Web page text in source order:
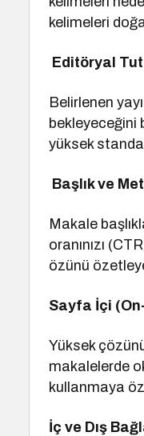
kelimeleri
Editöryal
Belirlenen
bekleyeceğini
yüksek
Başlık ve
Makale
oranınızı
özünü
Sayfa İçi
Yüksek
makalelerde
kullanmaya
İç ve Dış